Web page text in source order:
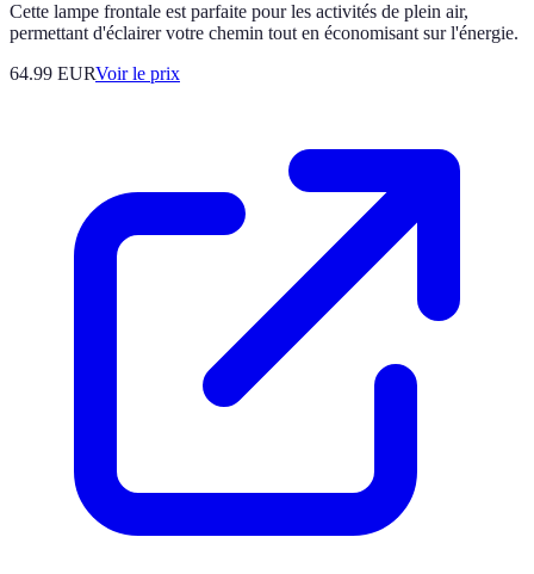
Cette lampe frontale est parfaite pour les activités de plein air,
permettant d'éclairer votre chemin tout en économisant sur l'énergie.
64.99 EURVoir le prix